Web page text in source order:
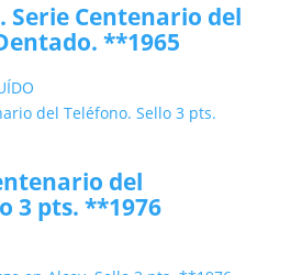
Serie Centenario del
**1965
del
3 pts. **1976